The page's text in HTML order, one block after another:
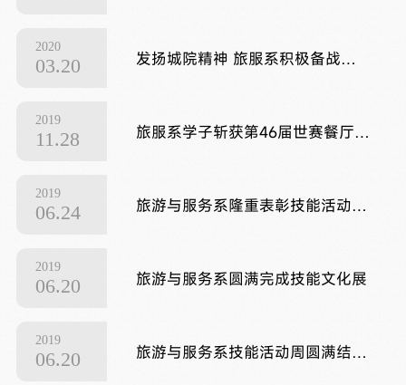
2020
03.20 发扬城院精神 旅服系积极备战世赛
2019
11.28 旅服系学子斩获第46届世赛餐厅服务（西餐）项目山东省选拔赛一、二等奖
2019
06.24 旅游与服务系隆重表彰技能活动周获奖选手
2019
06.20 旅游与服务系圆满完成技能文化展
2019
06.20 旅游与服务系技能活动周圆满结束---青春激扬书写美丽人生 校企携手共谱成才乐章